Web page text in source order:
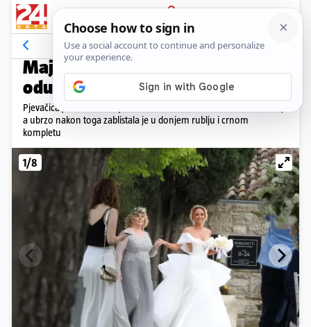
PRIJAVA
Galerija Komentari
NOVI POČETAK
Maja Šuput u donjem rublju je
oduševila sve! 'Bomba si, ženo'
Pjevačica je nedavno objavila da se razvela od Nenada Tatarinova,
a ubrzo nakon toga zablistala je u donjem rublju i crnom
kompletu
1/8